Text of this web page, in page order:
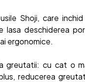
Shoji, care
deschiderea
ergonomice.
greutatii: cu cat o
reducerea